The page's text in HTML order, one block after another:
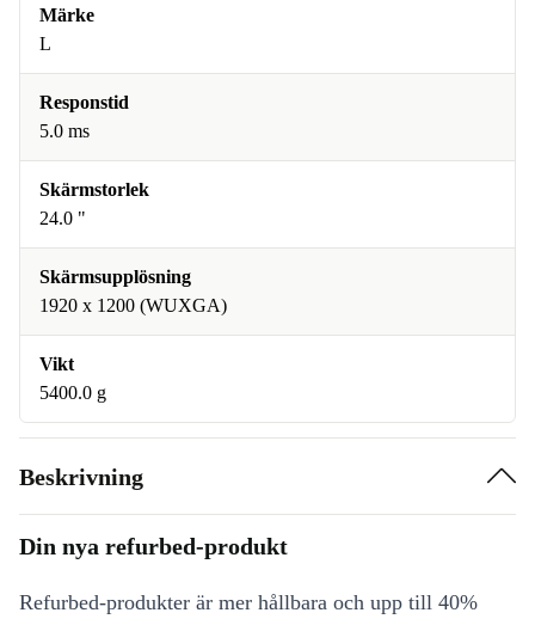
Märke
L
Responstid
5.0 ms
Skärmstorlek
24.0 "
Skärmsupplösning
1920 x 1200 (WUXGA)
Vikt
5400.0 g
Beskrivning
Din nya refurbed-produkt
Refurbed-produkter är mer hållbara och upp till 40%